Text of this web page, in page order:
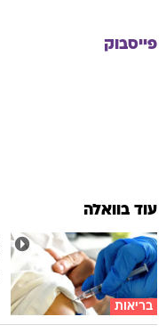
פייסבוק
עוד בוואלה
בריאות